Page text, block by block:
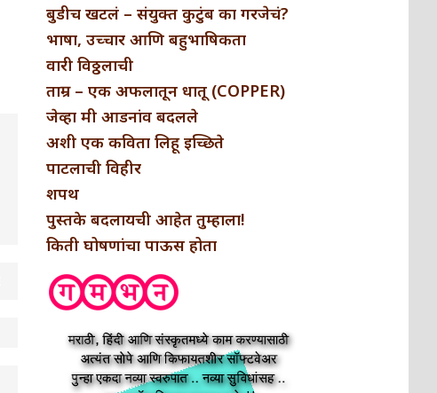
बुडीच खटलं – संयुक्त कुटुंब का गरजेचं?
भाषा, उच्चार आणि बहुभाषिकता
वारी विठ्ठलाची
ताम्र – एक अफलातून धातू (COPPER)
जेव्हा मी आडनांव बदलले
अशी एक कविता लिहू इच्छिते
पाटलाची विहीर
शपथ
पुस्तके बदलायची आहेत तुम्हाला!
किती घोषणांचा पाऊस होता